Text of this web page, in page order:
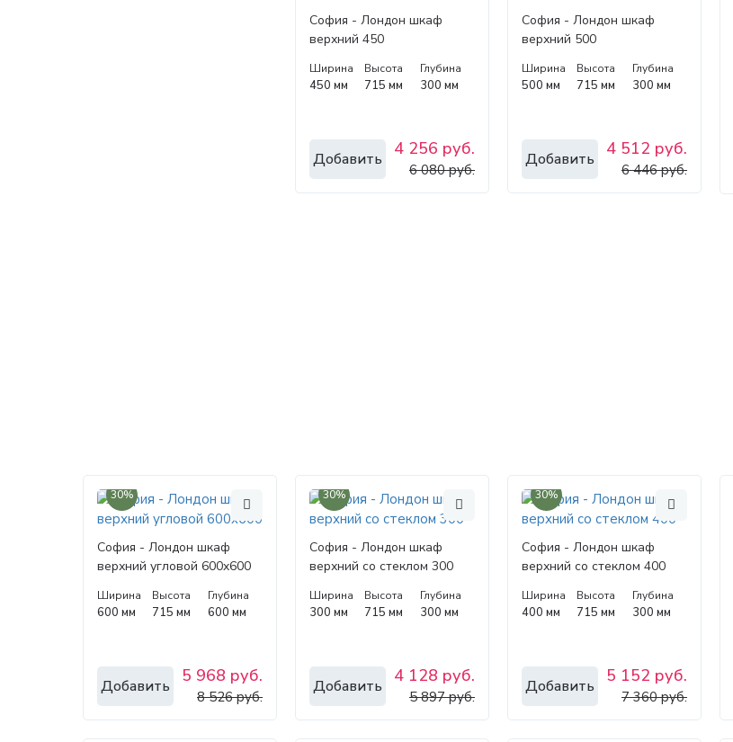
София - Лондон шкаф
верхний 450
Ширина
450 мм
Высота
715 мм
Глубина
300 мм
Добавить 4 256 руб.
6 080 руб.
София - Лондон шкаф
верхний 500
Ширина
500 мм
Высота
715 мм
Глубина
300 мм
Добавить 4 512 руб.
6 446 руб.
30%
София - Лондон шкаф
верхний угловой 600x600
Ширина
600 мм
Высота
715 мм
Глубина
600 мм
Добавить 5 968 руб.
8 526 руб.
30%
София - Лондон шкаф
верхний со стеклом 300
Ширина
300 мм
Высота
715 мм
Глубина
300 мм
Добавить 4 128 руб.
5 897 руб.
30%
София - Лондон шкаф
верхний со стеклом 400
Ширина
400 мм
Высота
715 мм
Глубина
300 мм
Добавить 5 152 руб.
7 360 руб.